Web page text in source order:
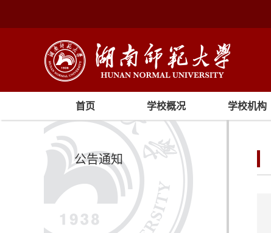
首页 学校概况 学校机构
公告通知